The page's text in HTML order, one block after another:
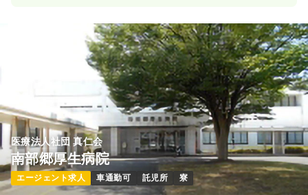
医療法人社団 真仁会
南部郷厚生病院
エージェント求人 車通勤可 託児所 寮